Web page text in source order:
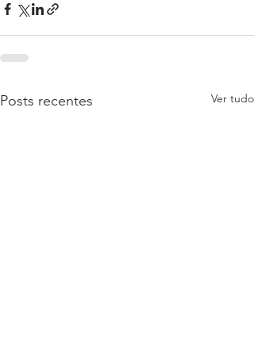
Posts recentes Ver tudo